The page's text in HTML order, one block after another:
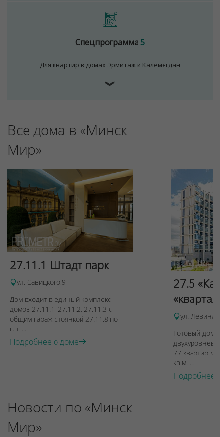
Спецпрограмма5
Для квартир в домах Эрмитаж и Калемегдан
❯
Все дома в «Минск
Мир»
27.11.1 Штадт парк
ул. Савицкого,9
Дом входит в единый комплекс
домов 27.11.1, 27.11.2, 27.11.3 с
общим гараж-стоянкой 27.11.8 по
г.п. ...
Подробнее о доме
27.5
ул. Левина,
Готовый дом
77 квартир
кв.м. ...
Подробнее
Новости по «Минск
Мир»
Принять